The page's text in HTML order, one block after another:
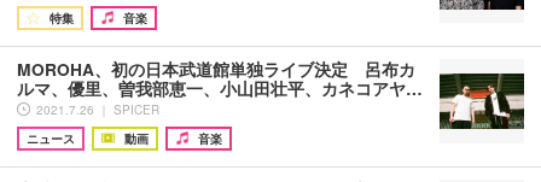
特集
音楽
MOROHA、初の日本武道館単独ライブ決定 呂布カ
ルマ、優里、曽我部恵一、小山田壮平、カネコアヤ…
2021.7.26 ｜ SPICER
ニュース
動画 音楽